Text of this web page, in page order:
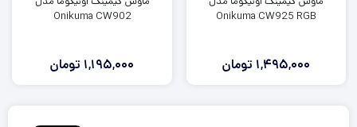
Onikuma CW925 RGB
1,495,000 تومان
Onikuma CW902
1,195,000 تومان